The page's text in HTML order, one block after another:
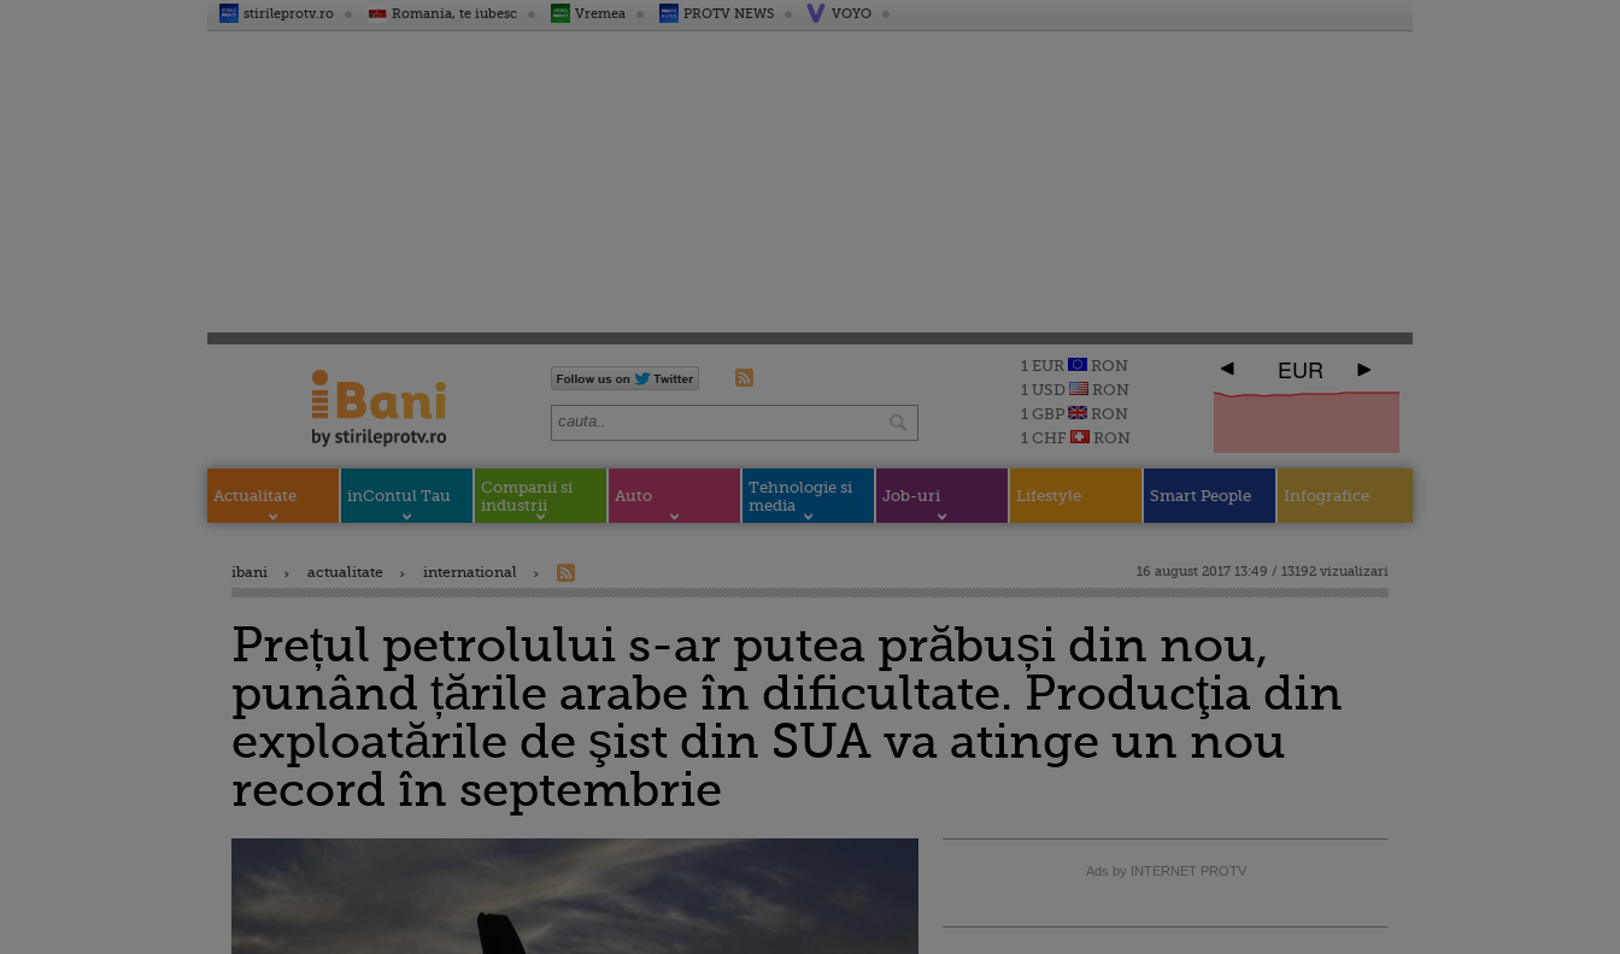
stirileprotv.ro Romania, te iubesc Vremea PROTV NEWS VOYO
1 EUR
RON
1 USD
RON
1 GBP
RON
1 CHF
RON
EUR
Actualitate inContul Tau
Companii si
industrii
Auto
Tehnologie si
media
Job-uri Lifestyle Smart People Infografice
ibani actualitate international 16 august 2017 13:49 / 13192 vizualizari
Prețul petrolului s-ar putea prăbuși din nou,
punând țările arabe în dificultate. Producţia din
exploatările de şist din SUA va atinge un nou
record în septembrie
Ads by INTERNET PROTV